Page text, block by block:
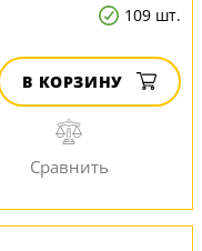
109 шт.
В КОРЗИНУ